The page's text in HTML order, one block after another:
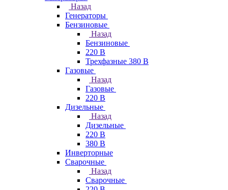
Назад
Генераторы
Бензиновые
Назад
Бензиновые
220 В
Трехфазные 380 В
Газовые
Назад
Газовые
220 В
Дизельные
Назад
Дизельные
220 В
380 В
Инверторные
Сварочные
Назад
Сварочные